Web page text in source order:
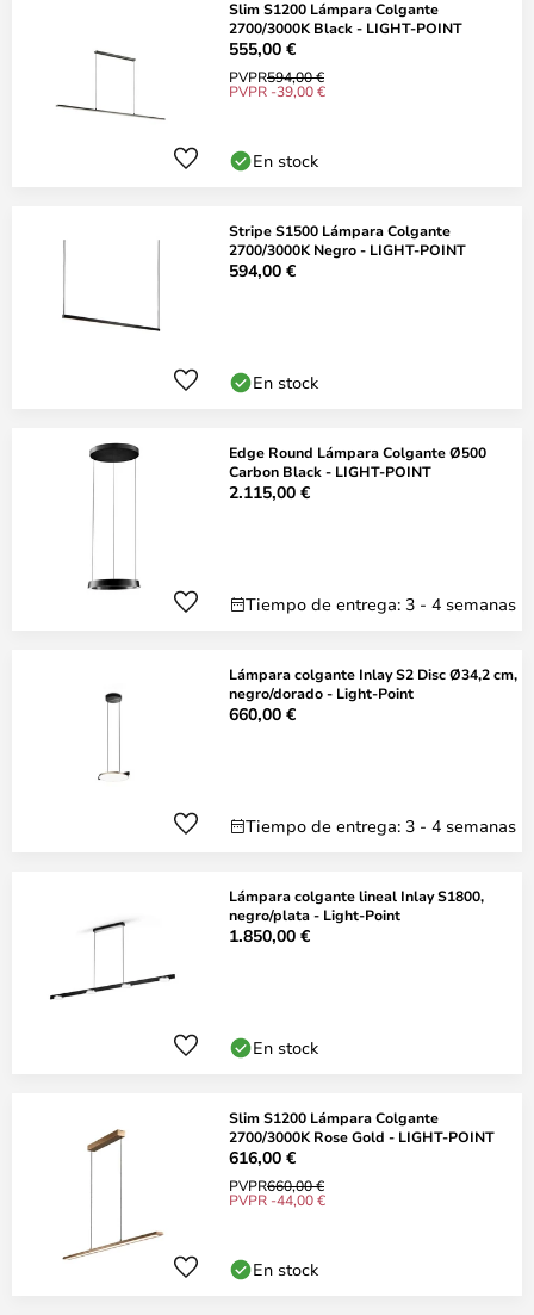
Slim S1200 Lámpara Colgante
2700/3000K Black - LIGHT-POINT
555,00 €
PVPR594,00 €
PVPR -39,00 €
En stock
Stripe S1500 Lámpara Colgante
2700/3000K Negro - LIGHT-POINT
594,00 €
En stock
Edge Round Lámpara Colgante Ø500
Carbon Black - LIGHT-POINT
2.115,00 €
Tiempo de entrega: 3 - 4 semanas
Lámpara colgante Inlay S2 Disc Ø34,2 cm,
negro/dorado - Light-Point
660,00 €
Tiempo de entrega: 3 - 4 semanas
Lámpara colgante lineal Inlay S1800,
negro/plata - Light-Point
1.850,00 €
En stock
Slim S1200 Lámpara Colgante
2700/3000K Rose Gold - LIGHT-POINT
616,00 €
PVPR660,00 €
PVPR -44,00 €
En stock